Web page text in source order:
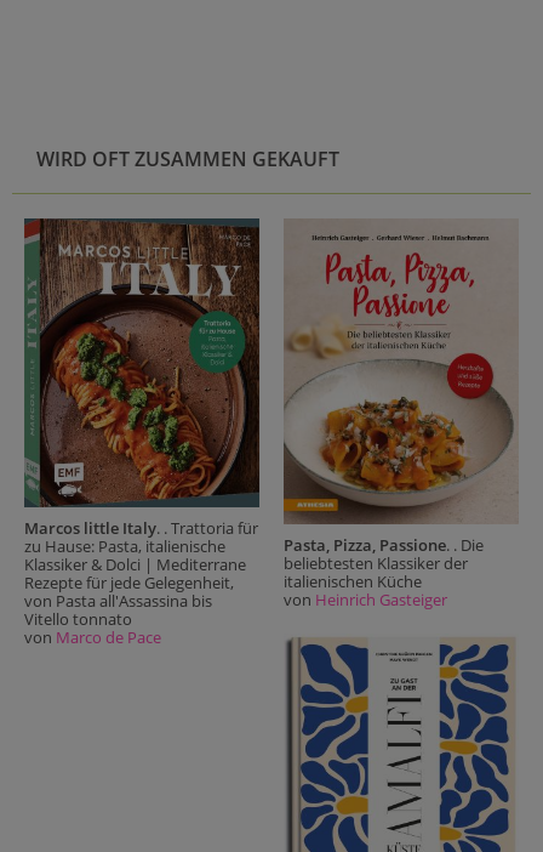
WIRD OFT ZUSAMMEN GEKAUFT
Marcos little Italy. . Trattoria für
zu Hause: Pasta, italienische
Klassiker & Dolci | Mediterrane
Rezepte für jede Gelegenheit,
von Pasta all'Assassina bis
Vitello tonnato
von Marco de Pace
Pasta, Pizza, Passione. . Die
beliebtesten Klassiker der
italienischen Küche
von Heinrich Gasteiger